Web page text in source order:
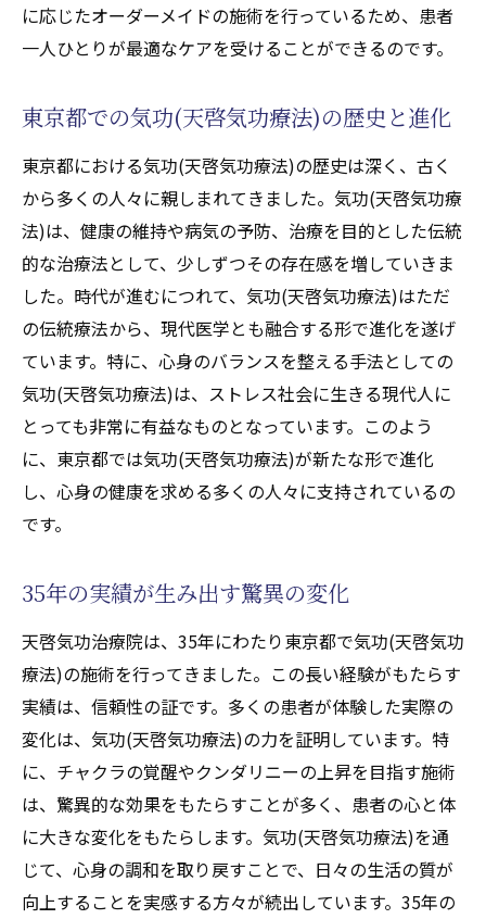
に応じたオーダーメイドの施術を行っているため、患者
一人ひとりが最適なケアを受けることができるのです。
東京都での気功(天啓気功療法)の歴史と進化
東京都における気功(天啓気功療法)の歴史は深く、古く
から多くの人々に親しまれてきました。気功(天啓気功療
法)は、健康の維持や病気の予防、治療を目的とした伝統
的な治療法として、少しずつその存在感を増していきま
した。時代が進むにつれて、気功(天啓気功療法)はただ
の伝統療法から、現代医学とも融合する形で進化を遂げ
ています。特に、心身のバランスを整える手法としての
気功(天啓気功療法)は、ストレス社会に生きる現代人に
とっても非常に有益なものとなっています。このよう
に、東京都では気功(天啓気功療法)が新たな形で進化
し、心身の健康を求める多くの人々に支持されているの
です。
35年の実績が生み出す驚異の変化
天啓気功治療院は、35年にわたり東京都で気功(天啓気功
療法)の施術を行ってきました。この長い経験がもたらす
実績は、信頼性の証です。多くの患者が体験した実際の
変化は、気功(天啓気功療法)の力を証明しています。特
に、チャクラの覚醒やクンダリニーの上昇を目指す施術
は、驚異的な効果をもたらすことが多く、患者の心と体
に大きな変化をもたらします。気功(天啓気功療法)を通
じて、心身の調和を取り戻すことで、日々の生活の質が
向上することを実感する方々が続出しています。35年の